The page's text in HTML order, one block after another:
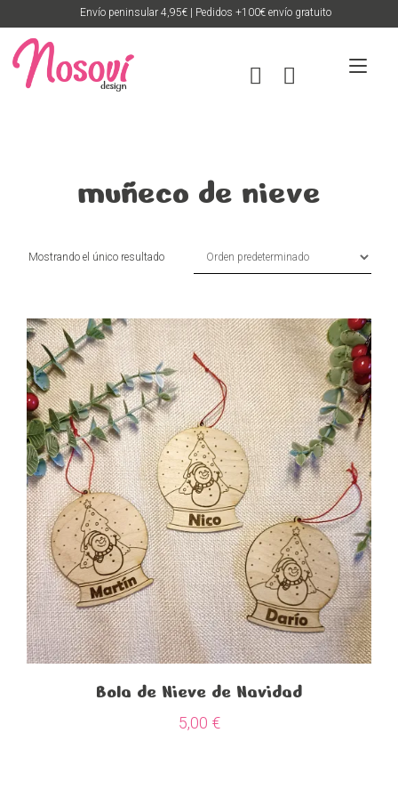
contenido
Envío peninsular 4,95€ | Pedidos +100€ envío gratuito
muñeco de nieve
Mostrando el único resultado
Bola de Nieve de Navidad
5,00 €